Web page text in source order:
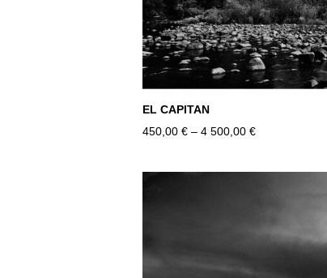
EL CAPITAN
450,00 € – 4 500,00 €